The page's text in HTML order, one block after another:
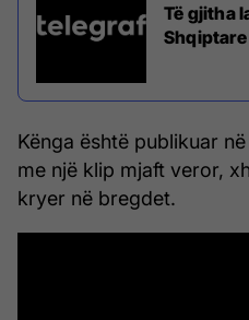
Të gjitha
Shqiptare
Kënga është publikuar
me një klip mjaft veror,
kryer në bregdet.